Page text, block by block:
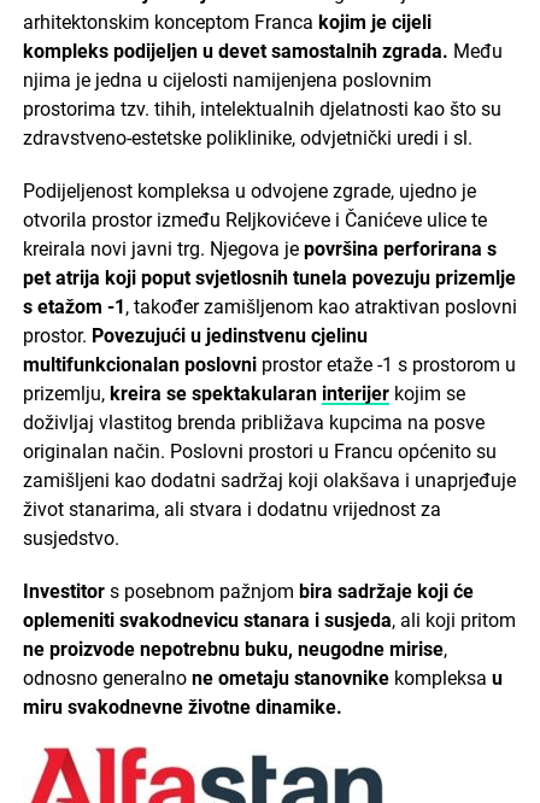
arhitektonskim konceptom Franca kojim je cijeli
kompleks podijeljen u devet samostalnih zgrada. Među
njima je jedna u cijelosti namijenjena poslovnim
prostorima tzv. tihih, intelektualnih djelatnosti kao što su
zdravstveno-estetske poliklinike, odvjetnički uredi i sl.
Podijeljenost kompleksa u odvojene zgrade, ujedno je
otvorila prostor između Reljkovićeve i Čanićeve ulice te
kreirala novi javni trg. Njegova je površina perforirana s
pet atrija koji poput svjetlosnih tunela povezuju prizemlje
s etažom -1, također zamišljenom kao atraktivan poslovni
prostor. Povezujući u jedinstvenu cjelinu
multifunkcionalan poslovni prostor etaže -1 s prostorom u
prizemlju, kreira se spektakularan interijerkojim se
doživljaj vlastitog brenda približava kupcima na posve
originalan način. Poslovni prostori u Francu općenito su
zamišljeni kao dodatni sadržaj koji olakšava i unaprjeđuje
život stanarima, ali stvara i dodatnu vrijednost za
susjedstvo.
Investitors posebnom pažnjom bira sadržaje koji će
oplemeniti svakodnevicu stanara i susjeda, ali koji pritom
ne proizvode nepotrebnu buku, neugodne mirise,
odnosno generalno ne ometaju stanovnikekompleksa u
miru svakodnevne životne dinamike.